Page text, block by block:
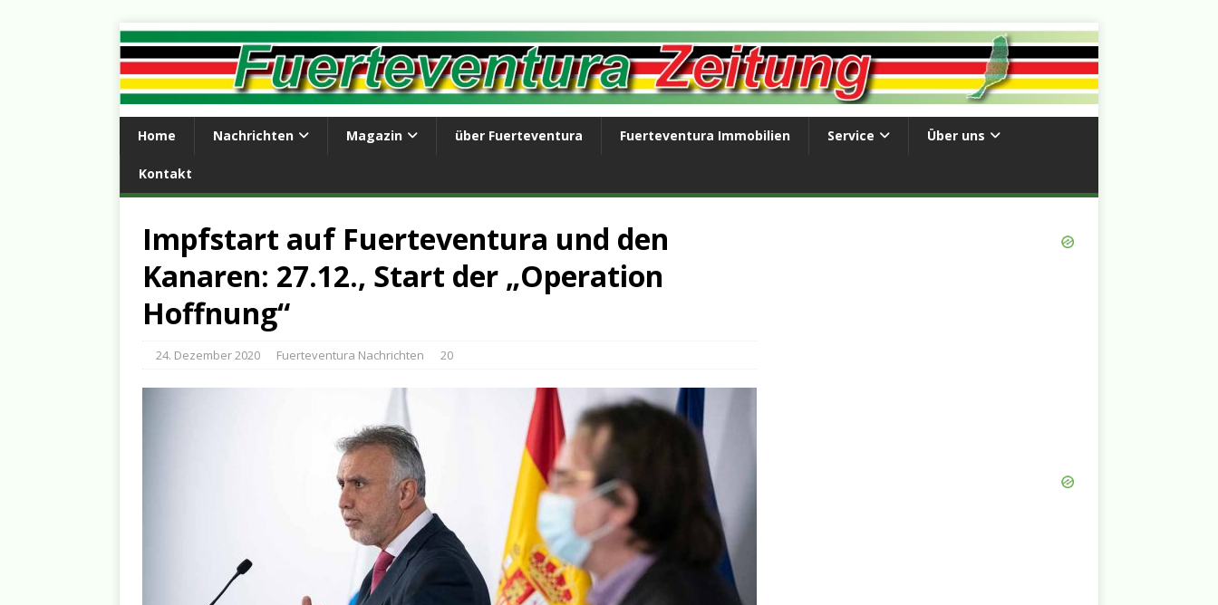
Home Nachrichten Magazin über Fuerteventura Fuerteventura Immobilien Service Über uns
Kontakt
Impfstart auf Fuerteventura und den
Kanaren: 27.12., Start der „Operation
Hoffnung“
24. Dezember 2020 Fuerteventura Nachrichten 20